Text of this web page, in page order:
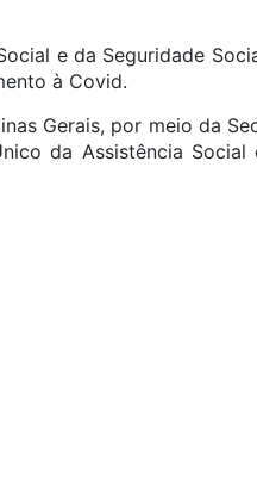
e da Seguridade
à Covid.
Gerais, por meio da
da Assistência Social